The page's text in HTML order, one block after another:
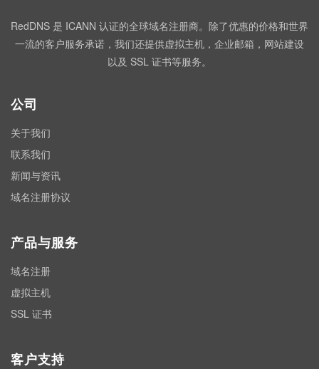
RedDNS 是 ICANN 认证的全球域名注册商。除了优惠的价格和世界
一流的客户服务承诺，我们还提供虚拟主机，企业邮箱，网站建设
以及 SSL 证书等服务。
公司
关于我们
联系我们
新闻与资讯
域名注册协议
产品与服务
域名注册
虚拟主机
SSL 证书
客户支持